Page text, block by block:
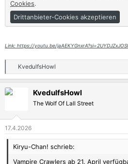
Causal Loop
Der Exo-Archäologe Bale
einer Exo-Linguis
EGS:
Laden...
Cookies.
Drittanbieter-Cookies akzeptieren
Link: https://youtu.be/
e
k
e
n
KvedulfsHowl
KvedulfsHowl
The Wolf Of Lall Street
17.4.2026
Kiryu-Chan! schrieb:
Vampire Crawlers ab 21. April